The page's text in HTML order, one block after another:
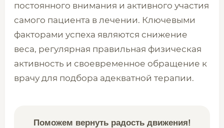
постоянного внимания и активного участия
самого пациента в лечении. Ключевыми
факторами успеха являются снижение
веса, регулярная правильная физическая
активность и своевременное обращение к
врачу для подбора адекватной терапии.
Поможем вернуть радость движения!